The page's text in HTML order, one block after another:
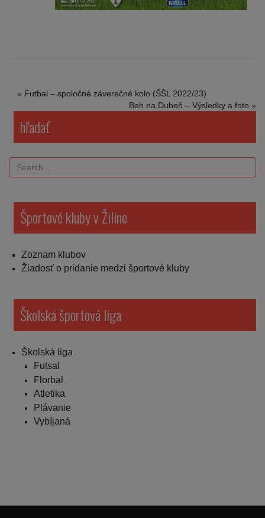
« Futbal – spoločné záverečné kolo (ŠŠL 2022/23)
Beh na Dubeň – Výsledky a foto »
hľadať
Športové kluby v Žiline
Zoznam klubov
Žiadosť o pridanie medzi športové kluby
Školská športová liga
Školská liga
Futsal
Florbal
Atletika
Plávanie
Vybíjaná